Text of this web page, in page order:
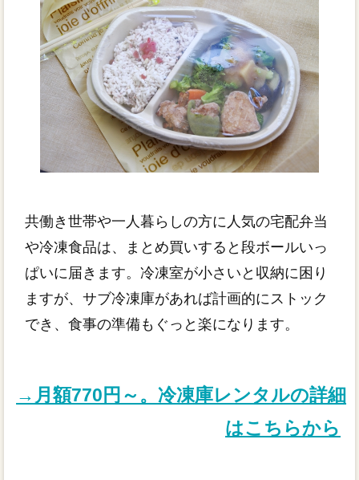
共働き世帯や一人暮らしの方に人気の宅配弁当
や冷凍食品は、まとめ買いすると段ボールいっ
ぱいに届きます。冷凍室が小さいと収納に困り
ますが、サブ冷凍庫があれば計画的にストック
でき、食事の準備もぐっと楽になります。
→月額770円～。冷凍庫レンタルの詳細
はこちらから